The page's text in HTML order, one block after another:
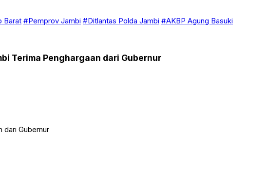
Barat #Pemprov Jambi #Ditlantas Polda Jambi #AKBP Agung Basuki
Terima Penghargaan dari Gubernur